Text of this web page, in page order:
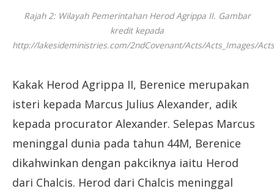
Rajah 2: Wilayah Pemerintahan Herod Agrippa II. Gambar
kredit kepada
http://lakesideministries.com/2ndCovenant/Acts/Acts_Images/
Kakak Herod Agrippa II, Berenice merupakan
isteri kepada Marcus Julius Alexander, adik
kepada procurator Alexander. Selepas Marcus
meninggal dunia pada tahun 44M, Berenice
dikahwinkan dengan pakciknya iaitu Herod
dari Chalcis. Herod dari Chalcis meninggal